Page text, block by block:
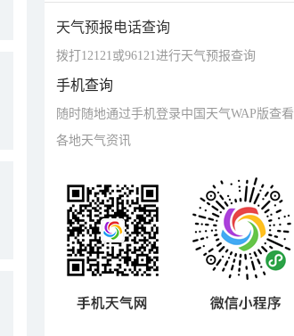
天气预报电话查询
拨打12121或96121进行天气预报查询
手机查询
随时随地通过手机登录中国天气WAP版查看
各地天气资讯